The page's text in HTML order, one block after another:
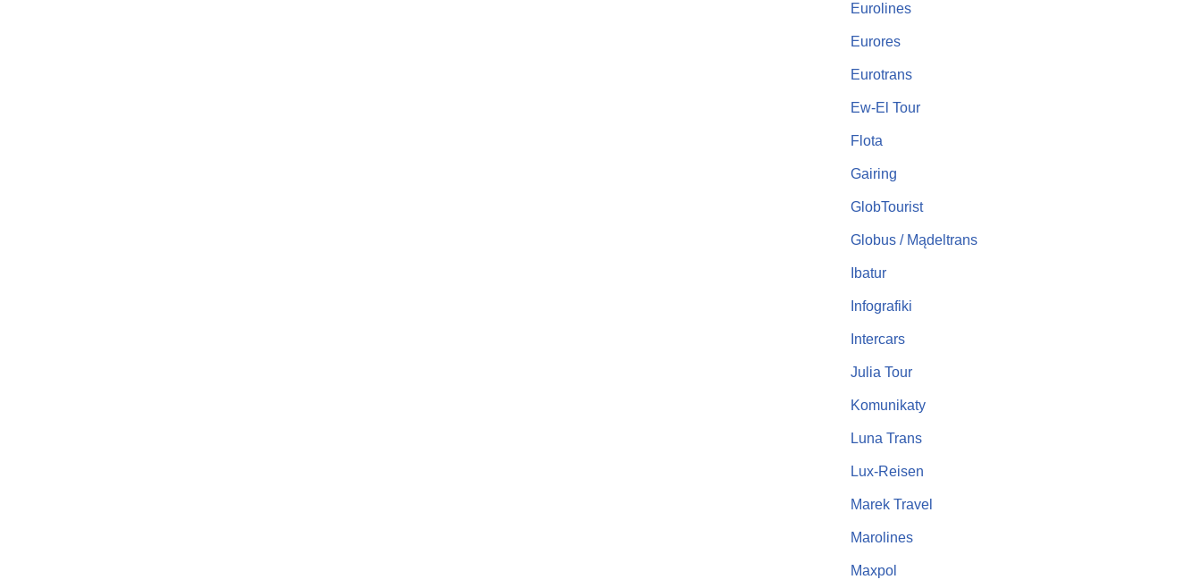
Eurolines
Eurores
Eurotrans
Ew-El Tour
Flota
Gairing
GlobTourist
Globus / Mądeltrans
Ibatur
Infografiki
Intercars
Julia Tour
Komunikaty
Luna Trans
Lux-Reisen
Marek Travel
Marolines
Maxpol